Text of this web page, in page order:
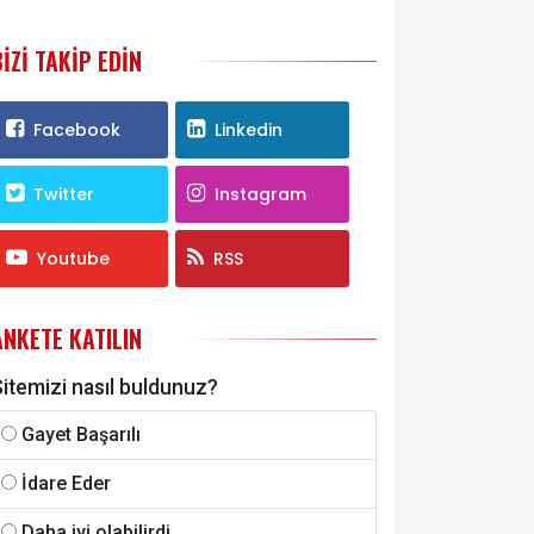
TAKIP EDIN
Facebook Linkedin
Twitter Instagram
Youtube RSS
KATILIN
nasıl buldunuz?
Gayet Başarılı
İdare Eder